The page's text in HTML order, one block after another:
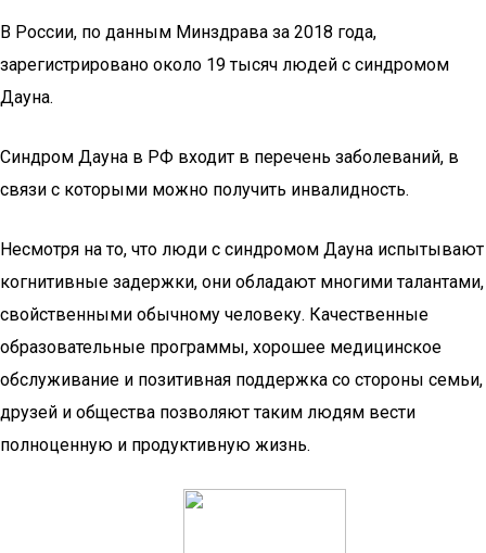
В России, по данным Минздрава за 2018 года,
зарегистрировано около 19 тысяч людей с синдромом
Дауна.
Синдром Дауна в РФ входит в перечень заболеваний, в
связи с которыми можно получить инвалидность.
Несмотря на то, что люди с синдромом Дауна испытывают
когнитивные задержки, они обладают многими талантами,
свойственными обычному человеку. Качественные
образовательные программы, хорошее медицинское
обслуживание и позитивная поддержка со стороны семьи,
друзей и общества позволяют таким людям вести
полноценную и продуктивную жизнь.